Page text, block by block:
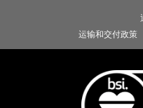
运输和交付政策